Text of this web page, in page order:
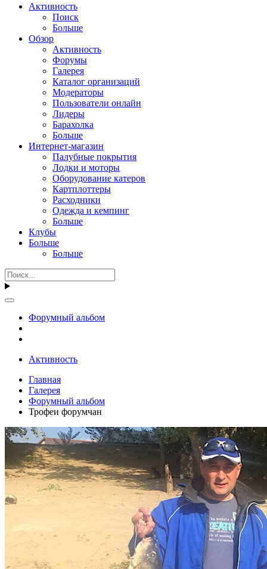
Активность
Поиск
Больше
Обзор
Активность
Форумы
Галерея
Каталог организаций
Модераторы
Пользователи онлайн
Лидеры
Барахолка
Больше
Интернет-магазин
Палубные покрытия
Лодки и моторы
Оборудование катеров
Картплоттеры
Расходники
Одежда и кемпинг
Больше
Клубы
Больше
Больше
Форумный альбом
Активность
Главная
Галерея
Форумный альбом
Трофеи форумчан